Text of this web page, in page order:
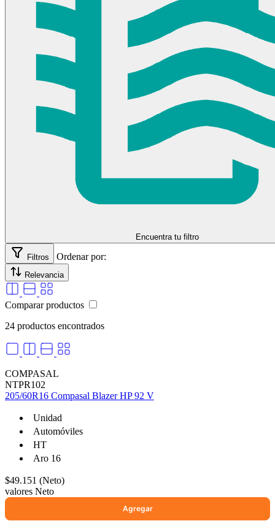
85 (515 Kg)
87 (545 Kg)
88 (560 kg)
89 (580 Kg)
91 (615 kg)
94 (670 Kg)
96 (710 kg)
98 (750 kg)
Encuentra tu filtro
Filtros Ordenar por:
Relevancia
Comparar productos
24 productos encontrados
COMPASAL
NTPR102
205/60R16 Compasal Blazer HP 92 V
Unidad
Automóviles
HT
Aro 16
$49.151 (Neto)
valores Neto